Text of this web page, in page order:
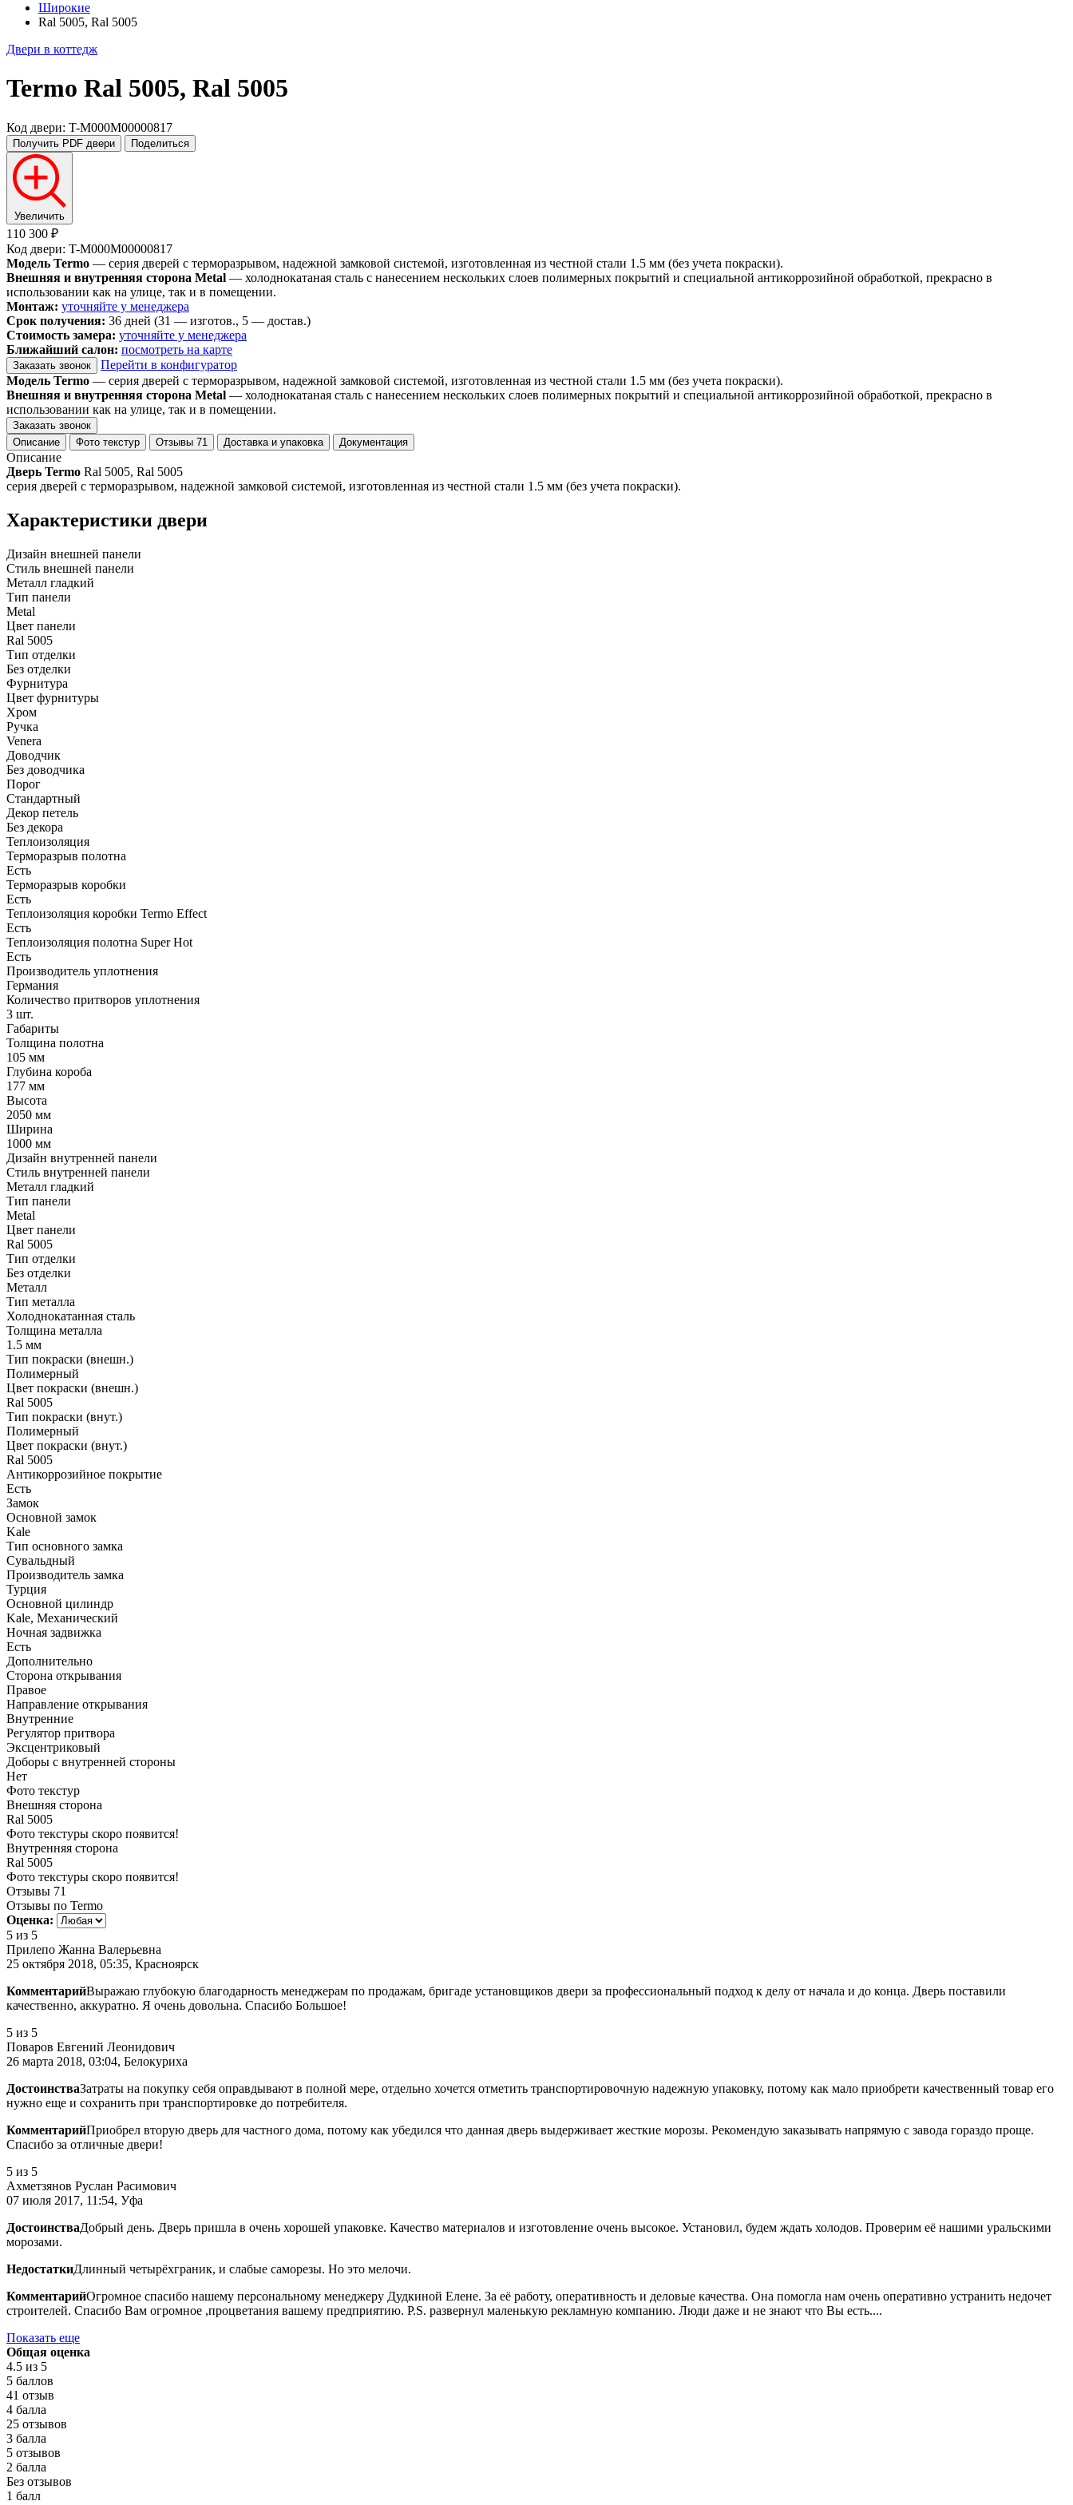
Широкие
Ral 5005, Ral 5005
Двери в коттедж
Termo Ral 5005, Ral 5005
Код двери: T-M000M00000817
Получить PDF двери Поделиться
Увеличить
110 300 ₽
Код двери: T-M000M00000817
Модель Termo — серия дверей с терморазрывом, надежной замковой системой, изготовленная из честной стали 1.5 мм (без учета покраски).
Внешняя и внутренняя сторона Metal — холоднокатаная сталь с нанесением нескольких слоев полимерных покрытий и специальной антикоррозийной обработкой, прекрасно в
использовании как на улице, так и в помещении.
Монтаж: уточняйте у менеджера
Срок получения: 36 дней (31 — изготов., 5 — достав.)
Стоимость замера: уточняйте у менеджера
Ближайший салон: посмотреть на карте
Заказать звонок
Перейти в конфигуратор
Модель Termo — серия дверей с терморазрывом, надежной замковой системой, изготовленная из честной стали 1.5 мм (без учета покраски).
Внешняя и внутренняя сторона Metal — холоднокатаная сталь с нанесением нескольких слоев полимерных покрытий и специальной антикоррозийной обработкой, прекрасно в
использовании как на улице, так и в помещении.
Заказать звонок
Описание
Фото текстур Отзывы 71 Доставка и упаковка Документация
Описание
Дверь Termo Ral 5005, Ral 5005
серия дверей с терморазрывом, надежной замковой системой, изготовленная из честной стали 1.5 мм (без учета покраски).
Характеристики двери
Дизайн внешней панели
Стиль внешней панели
Металл гладкий
Тип панели
Metal
Цвет панели
Ral 5005
Тип отделки
Без отделки
Фурнитура
Цвет фурнитуры
Хром
Ручка
Venera
Доводчик
Без доводчика
Порог
Стандартный
Декор петель
Без декора
Теплоизоляция
Терморазрыв полотна
Есть
Терморазрыв коробки
Есть
Теплоизоляция коробки Termo Effect
Есть
Теплоизоляция полотна Super Нot
Есть
Производитель уплотнения
Германия
Количество притворов уплотнения
3 шт.
Габариты
Толщина полотна
105 мм
Глубина короба
177 мм
Высота
2050 мм
Ширина
1000 мм
Дизайн внутренней панели
Стиль внутренней панели
Металл гладкий
Тип панели
Metal
Цвет панели
Ral 5005
Тип отделки
Без отделки
Металл
Тип металла
Холоднокатанная сталь
Толщина металла
1.5 мм
Тип покраски (внешн.)
Полимерный
Цвет покраски (внешн.)
Ral 5005
Тип покраски (внут.)
Полимерный
Цвет покраски (внут.)
Ral 5005
Антикоррозийное покрытие
Есть
Замок
Основной замок
Kale
Тип основного замка
Сувальдный
Производитель замка
Турция
Основной цилиндр
Kale, Механический
Ночная задвижка
Есть
Дополнительно
Сторона открывания
Правое
Направление открывания
Внутренние
Регулятор притвора
Эксцентриковый
Доборы с внутренней стороны
Нет
Фото текстур
Внешняя сторона
Ral 5005
Фото текстуры скоро появится!
Внутренняя сторона
Ral 5005
Фото текстуры скоро появится!
Отзывы 71
Отзывы по Termo
Оценка:
5 из 5
Прилепо Жанна Валерьевна
25 октября 2018, 05:35, Красноярск
КомментарийВыражаю глубокую благодарность менеджерам по продажам, бригаде установщиков двери за профессиональный подход к делу от начала и до конца. Дверь поставили
качественно, аккуратно. Я очень довольна. Спасибо Большое!
5 из 5
Поваров Евгений Леонидович
26 марта 2018, 03:04, Белокуриха
ДостоинстваЗатраты на покупку себя оправдывают в полной мере, отдельно хочется отметить транспортировочную надежную упаковку, потому как мало приобрети качественный товар его
нужно еще и сохранить при транспортировке до потребителя.
КомментарийПриобрел вторую дверь для частного дома, потому как убедился что данная дверь выдерживает жесткие морозы. Рекомендую заказывать напрямую с завода гораздо проще.
Спасибо за отличные двери!
5 из 5
Ахметзянов Руслан Расимович
07 июля 2017, 11:54, Уфа
ДостоинстваДобрый день. Дверь пришла в очень хорошей упаковке. Качество материалов и изготовление очень высокое. Установил, будем ждать холодов. Проверим её нашими уральскими
морозами.
НедостаткиДлинный четырёхграник, и слабые саморезы. Но это мелочи.
КомментарийОгромное спасибо нашему персональному менеджеру Дудкиной Елене. За её работу, оперативность и деловые качества. Она помогла нам очень оперативно устранить недочет
строителей. Спасибо Вам огромное ,процветания вашему предприятию. P.S. развернул маленькую рекламную компанию. Люди даже и не знают что Вы есть....
Показать еще
Общая оценка
4.5 из 5
5 баллов
41 отзыв
4 балла
25 отзывов
3 балла
5 отзывов
2 балла
Без отзывов
1 балл